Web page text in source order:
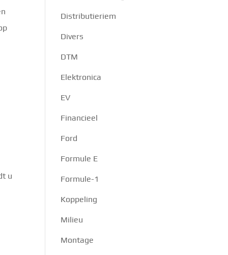
u
Distributieriem
Divers
DTM
Elektronica
EV
Financieel
Ford
Formule E
Formule-1
Koppeling
Milieu
Montage